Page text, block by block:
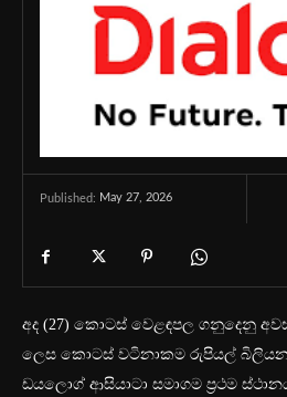
Published: May 27, 2026
අද (27) කොටස් වෙළඳපල ගනුදෙනු
ලෙස කොටස් වටිනාකම රුපියල් බිලියන
ඩයලොග් ආසියාටා සමාගම ප්‍රථම